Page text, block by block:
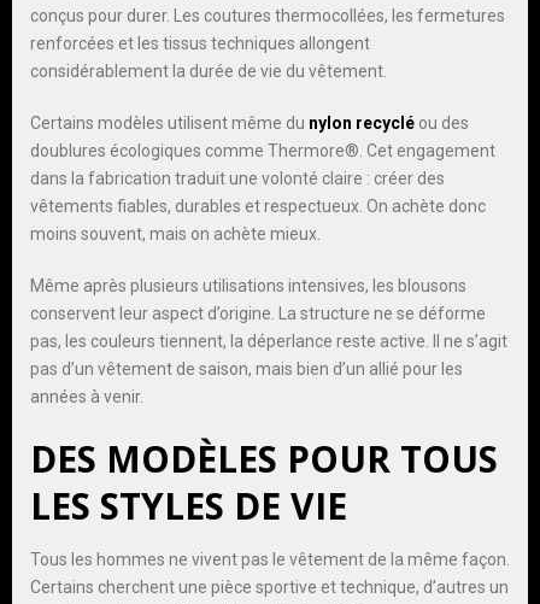
conçus pour durer. Les coutures thermocollées, les fermetures
renforcées et les tissus techniques allongent
considérablement la durée de vie du vêtement.
Certains modèles utilisent même du nylon recyclé ou des
doublures écologiques comme Thermore®. Cet engagement
dans la fabrication traduit une volonté claire : créer des
vêtements fiables, durables et respectueux. On achète donc
moins souvent, mais on achète mieux.
Même après plusieurs utilisations intensives, les blousons
conservent leur aspect d’origine. La structure ne se déforme
pas, les couleurs tiennent, la déperlance reste active. Il ne s’agit
pas d’un vêtement de saison, mais bien d’un allié pour les
années à venir.
DES MODÈLES POUR TOUS
LES STYLES DE VIE
Tous les hommes ne vivent pas le vêtement de la même façon.
Certains cherchent une pièce sportive et technique, d’autres un